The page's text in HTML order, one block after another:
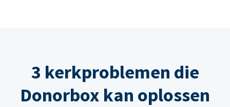
3 kerkproblemen die
Donorbox kan oplossen